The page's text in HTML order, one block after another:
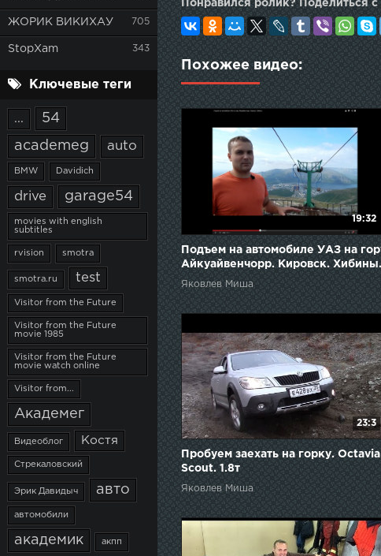
ЖОРИК ВИКИХАУ 705
StopXam 343
Ключевые теги
... 54
academeg auto
BMW Davidich
drive garage54
movies with english
subtitles
rvision smotra
smotra.ru test
Visitor from the Future
Visitor from the Future
movie 1985
Visitor from the Future
movie watch online
Visitor from...
Академег
Видеоблог Костя
Стрекаловский
Эрик Давидыч авто
автомобили
академик акпп
Понравился ролик? Поделиться с
Похожее видео:
19:32
Подъем на автомобиле УАЗ на
Айкуайвенчорр. Кировск. Хибины.
Яковлев Миша
23:3
Пробуем заехать на горку. Octavia
Scout. 1.8т
Яковлев Миша